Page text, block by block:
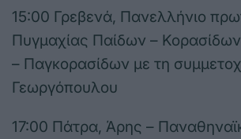
15:00 Γρεβενά, Πανελλήνιο
Πυγμαχίας Παίδων –
– Παγκορασίδων με τη
Γεωργόπουλου
17:00 Πάτρα, Άρης –